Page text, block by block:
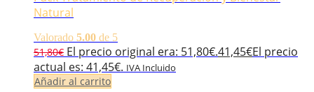
Natural
Valorado 5.00 de 5
51,80€ El precio original era: 51,80€.41,45€El precio
actual es: 41,45€. IVA Incluido
Añadir al carrito